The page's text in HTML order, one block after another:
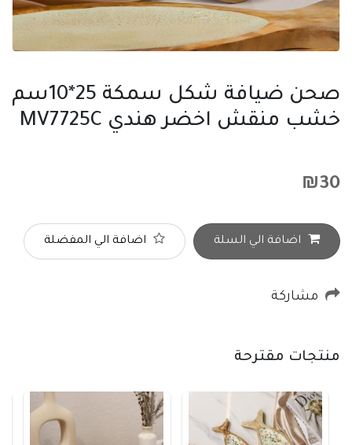
صحن ضيافة شكل سمكة 25*10سم
خشب منقش اخضر هندي MV7725C
₪30
اضافة الي السلة اضافة الي المفضلة
مشاركة
منتجات مقترحة